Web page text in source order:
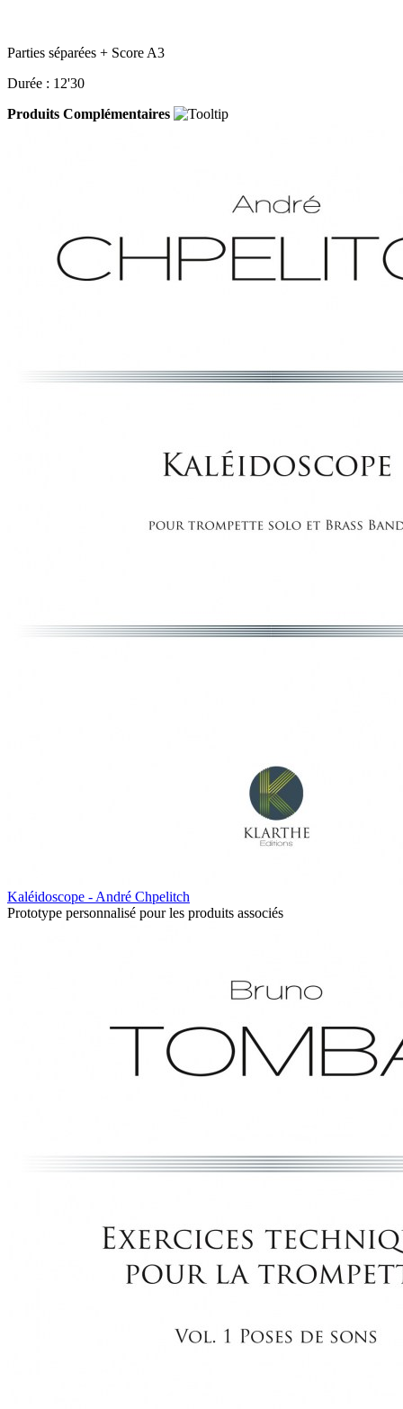
Parties séparées + Score A3
Durée : 12'30
Produits Complémentaires
Kaléidoscope - André Chpelitch
Prototype personnalisé pour les produits associés